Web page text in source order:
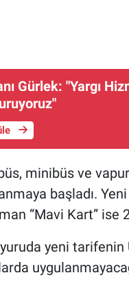
Gürlek: "Yargı
minibüs ve
başladı.
“Mavi Kart” ise
yeni tarifenin